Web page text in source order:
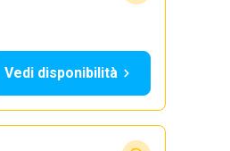
Vedi disponibilità